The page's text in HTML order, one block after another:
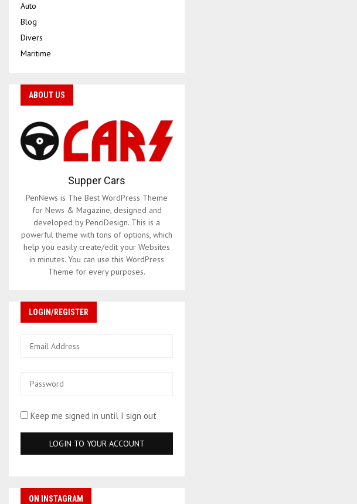
Auto
Blog
Divers
Maritime
ABOUT US
Supper Cars
PenNews is The Best WordPress Theme
for News & Magazine, designed and
developed by PenciDesign. This is a
powerful theme with tons of options, which
help you easily create/edit your Websites
in minutes. You can use this WordPress
Theme for every purposes.
LOGIN/REGISTER
Keep me signed in until I sign out
ON INSTAGRAM